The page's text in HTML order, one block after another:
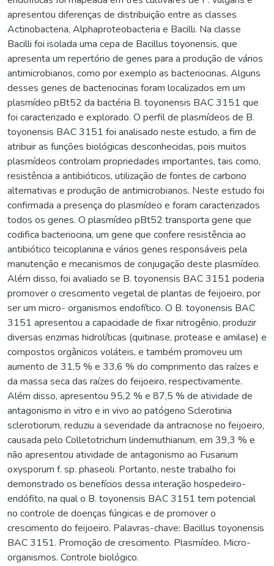
apresentou diferenças de distribuição entre as classes
Actinobacteria, Alphaproteobacteria e Bacilli. Na classe
Bacilli foi isolada uma cepa de Bacillus toyonensis, que
apresenta um repertório de genes para a produção de vários
antimicrobianos, como por exemplo as bacteriocinas. Alguns
desses genes de bacteriocinas foram localizados em um
plasmídeo pBt52 da bactéria B. toyonensis BAC 3151 que
foi caracterizado e explorado. O perfil de plasmídeos de B.
toyonensis BAC 3151 foi analisado neste estudo, a fim de
atribuir as funções biológicas desconhecidas, pois muitos
plasmídeos controlam propriedades importantes, tais como,
resistência a antibióticos, utilização de fontes de carbono
alternativas e produção de antimicrobianos. Neste estudo foi
confirmada a presença do plasmídeo e foram caracterizados
todos os genes. O plasmídeo pBt52 transporta gene que
codifica bacteriocina, um gene que confere resistência ao
antibiótico teicoplanina e vários genes responsáveis pela
manutenção e mecanismos de conjugação deste plasmídeo.
Além disso, foi avaliado se B. toyonensis BAC 3151 poderia
promover o crescimento vegetal de plantas de feijoeiro, por
ser um micro- organismos endofítico. O B. toyonensis BAC
3151 apresentou a capacidade de fixar nitrogênio, produzir
diversas enzimas hidrolíticas (quitinase, protease e amilase) e
compostos orgânicos voláteis, e também promoveu um
aumento de 31,5 % e 33,6 % do comprimento das raízes e
da massa seca das raízes do feijoeiro, respectivamente.
Além disso, apresentou 95,2 % e 87,5 % de atividade de
antagonismo in vitro e in vivo ao patógeno Sclerotinia
sclerotiorum, reduziu a severidade da antracnose no feijoeiro,
causada pelo Colletotrichum lindemuthianum, em 39,3 % e
não apresentou atividade de antagonismo ao Fusarium
oxysporum f. sp. phaseoli. Portanto, neste trabalho foi
demonstrado os benefícios dessa interação hospedeiro-
endófito, na qual o B. toyonensis BAC 3151 tem potencial
no controle de doenças fúngicas e de promover o
crescimento do feijoeiro. Palavras-chave: Bacillus toyonensis
BAC 3151. Promoção de crescimento. Plasmídeo. Micro-
organismos. Controle biológico.